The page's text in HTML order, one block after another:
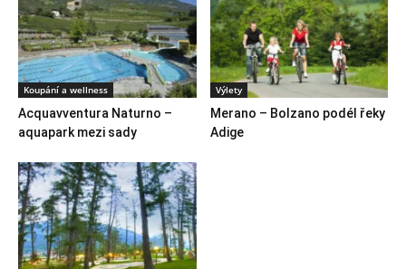
Koupání a wellness
Acquavventura Naturno –
aquapark mezi sady
Výlety
Merano – Bolzano podél řeky
Adige